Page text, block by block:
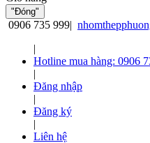
"Đóng"
0906 735 999|
|
Hotline mua hàng: 0906
|
Đăng nhập
|
Đăng ký
|
Liên hệ